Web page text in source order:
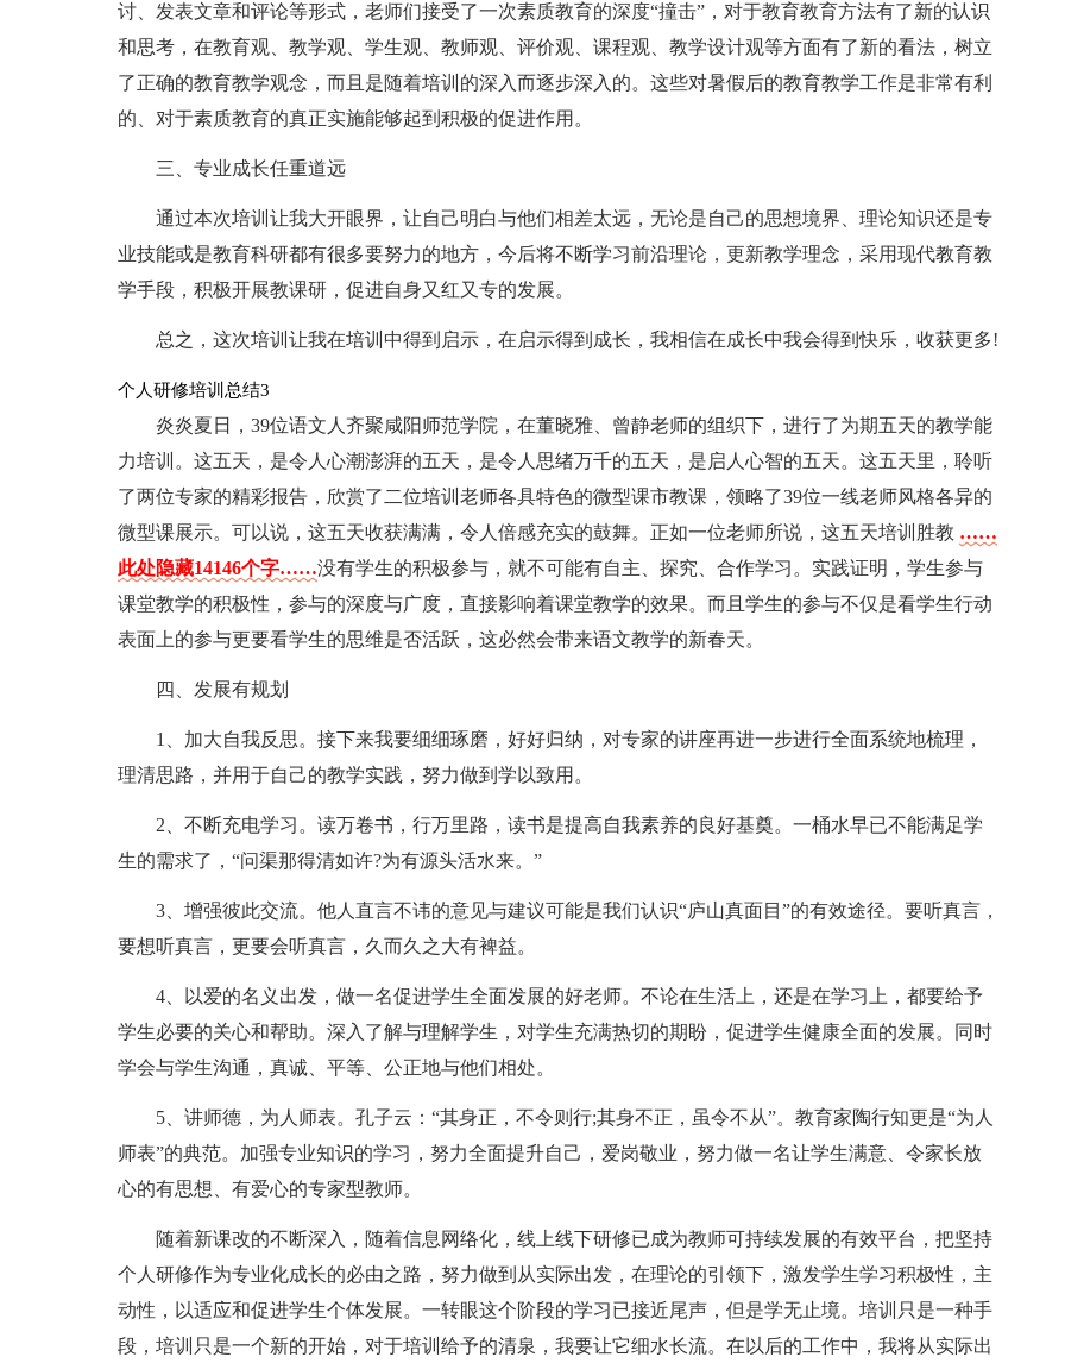
讨、发表文章和评论等形式，老师们接受了一次素质教育的深度“撞击”，对于教育教育方法有了新的认识
和思考，在教育观、教学观、学生观、教师观、评价观、课程观、教学设计观等方面有了新的看法，树立
了正确的教育教学观念，而且是随着培训的深入而逐步深入的。这些对暑假后的教育教学工作是非常有利
的、对于素质教育的真正实施能够起到积极的促进作用。
三、专业成长任重道远
通过本次培训让我大开眼界，让自己明白与他们相差太远，无论是自己的思想境界、理论知识还是专
业技能或是教育科研都有很多要努力的地方，今后将不断学习前沿理论，更新教学理念，采用现代教育教
学手段，积极开展教课研，促进自身又红又专的发展。
总之，这次培训让我在培训中得到启示，在启示得到成长，我相信在成长中我会得到快乐，收获更多!
个人研修培训总结3
炎炎夏日，39位语文人齐聚咸阳师范学院，在董晓雅、曾静老师的组织下，进行了为期五天的教学能
力培训。这五天，是令人心潮澎湃的五天，是令人思绪万千的五天，是启人心智的五天。这五天里，聆听
了两位专家的精彩报告，欣赏了二位培训老师各具特色的微型课市教课，领略了39位一线老师风格各异的
微型课展示。可以说，这五天收获满满，令人倍感充实的鼓舞。正如一位老师所说，这五天培训胜教 ……
此处隐藏14146个字……没有学生的积极参与，就不可能有自主、探究、合作学习。实践证明，学生参与
课堂教学的积极性，参与的深度与广度，直接影响着课堂教学的效果。而且学生的参与不仅是看学生行动
表面上的参与更要看学生的思维是否活跃，这必然会带来语文教学的新春天。
四、发展有规划
1、加大自我反思。接下来我要细细琢磨，好好归纳，对专家的讲座再进一步进行全面系统地梳理，
理清思路，并用于自己的教学实践，努力做到学以致用。
2、不断充电学习。读万卷书，行万里路，读书是提高自我素养的良好基奠。一桶水早已不能满足学
生的需求了，“问渠那得清如许?为有源头活水来。”
3、增强彼此交流。他人直言不讳的意见与建议可能是我们认识“庐山真面目”的有效途径。要听真言，
要想听真言，更要会听真言，久而久之大有裨益。
4、以爱的名义出发，做一名促进学生全面发展的好老师。不论在生活上，还是在学习上，都要给予
学生必要的关心和帮助。深入了解与理解学生，对学生充满热切的期盼，促进学生健康全面的发展。同时
学会与学生沟通，真诚、平等、公正地与他们相处。
5、讲师德，为人师表。孔子云：“其身正，不令则行;其身不正，虽令不从”。教育家陶行知更是“为人
师表”的典范。加强专业知识的学习，努力全面提升自己，爱岗敬业，努力做一名让学生满意、令家长放
心的有思想、有爱心的专家型教师。
随着新课改的不断深入，随着信息网络化，线上线下研修已成为教师可持续发展的有效平台，把坚持
个人研修作为专业化成长的必由之路，努力做到从实际出发，在理论的引领下，激发学生学习积极性，主
动性，以适应和促进学生个体发展。一转眼这个阶段的学习已接近尾声，但是学无止境。培训只是一种手
段，培训只是一个新的开始，对于培训给予的清泉，我要让它细水长流。在以后的工作中，我将从实际出